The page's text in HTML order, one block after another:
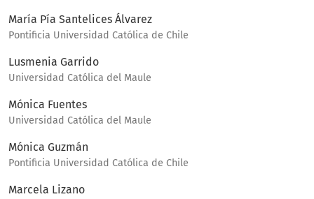
María Pía Santelices Álvarez
Pontificia Universidad Católica de Chile
Lusmenia Garrido
Universidad Católica del Maule
Mónica Fuentes
Universidad Católica del Maule
Mónica Guzmán
Pontificia Universidad Católica de Chile
Marcela Lizano